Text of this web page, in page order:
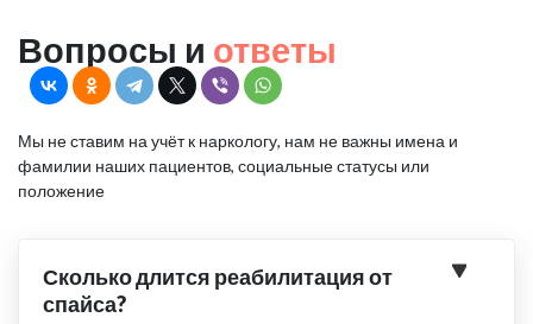
Вопросы и ответы
Мы не ставим на учёт к наркологу, нам не важны имена и
фамилии наших пациентов, социальные статусы или
положение
Сколько длится реабилитация от
спайса?